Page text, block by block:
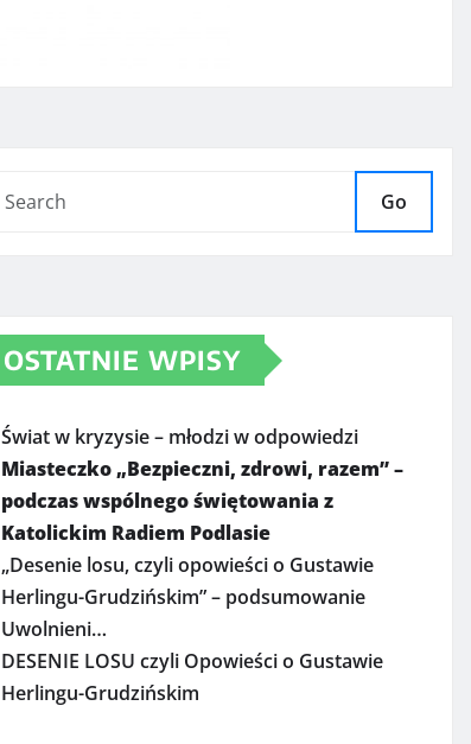
Go
OSTATNIE WPISY
Świat w kryzysie – młodzi w odpowiedzi
Miasteczko „Bezpieczni, zdrowi, razem” –
podczas wspólnego świętowania z
Katolickim Radiem Podlasie
„Desenie losu, czyli opowieści o Gustawie
Herlingu-Grudzińskim” – podsumowanie
Uwolnieni…
DESENIE LOSU czyli Opowieści o Gustawie
Herlingu-Grudzińskim